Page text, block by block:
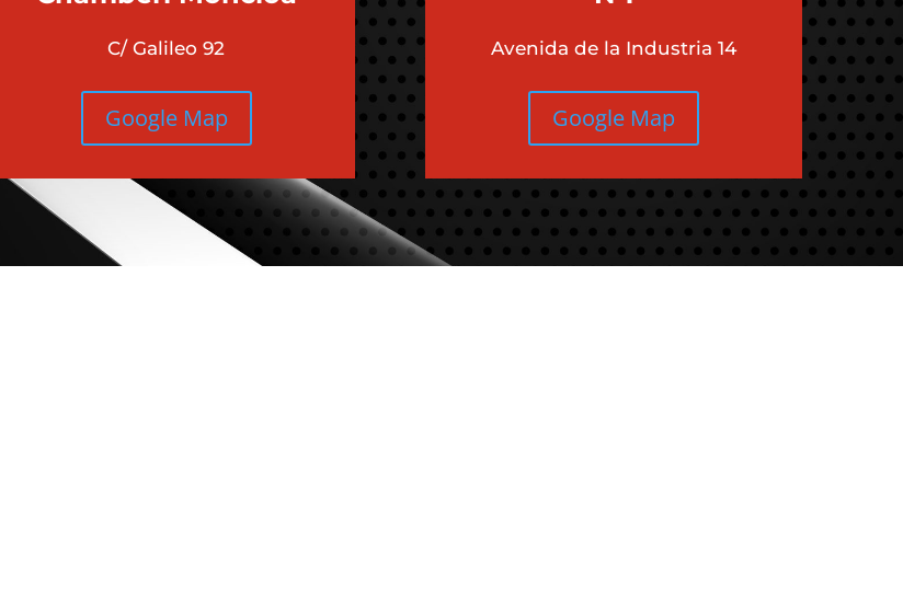
C/ Galileo 92
Google Map
Avenida de la Industria 14
Google Map